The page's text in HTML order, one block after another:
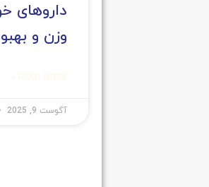
داروهای
وزن و
آگوست 9, 2025